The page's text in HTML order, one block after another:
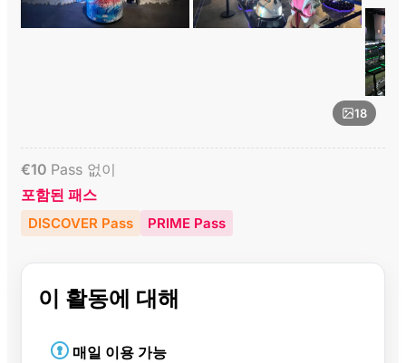
18
€10 Pass 없이
포함된 패스
DISCOVER Pass PRIME Pass
이 활동에 대해
매일 이용 가능